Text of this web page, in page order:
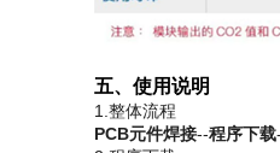
五、使用说明
1.整体流程
PCB元件焊接--程序下载